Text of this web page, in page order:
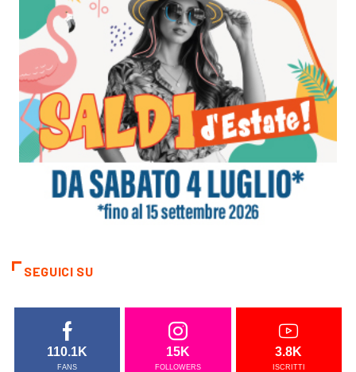
SEGUICI SU
110.1K
FANS
15K
FOLLOWERS
3.8K
ISCRITTI